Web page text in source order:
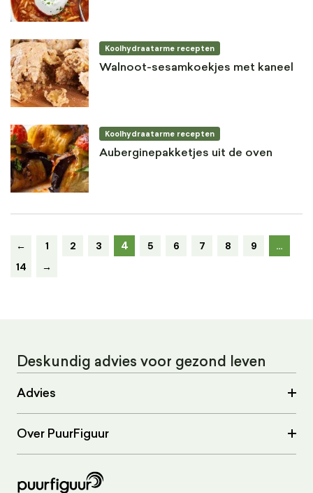
Koolhydraatarme recepten
Walnoot-sesamkoekjes met kaneel
Koolhydraatarme recepten
Auberginepakketjes uit de oven
← 1 2 3 4 5 6 7 8 9
…
14
→
Deskundig advies voor gezond leven
Advies
Over PuurFiguur